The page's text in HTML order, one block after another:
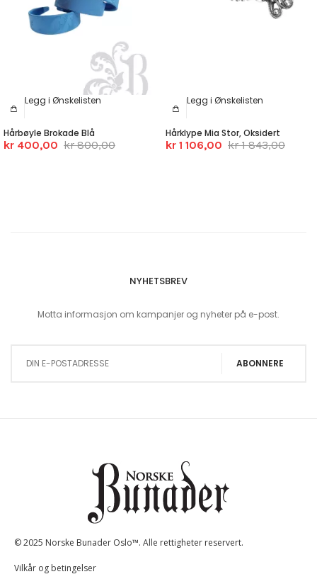
Legg i Ønskelisten
Hårbøyle Brokade Blå
kr 400,00 kr 800,00
Legg i Ønskelisten
Hårklype Mia Stor, Oksidert
kr 1 106,00 kr 1 843,00
NYHETSBREV
Motta informasjon om kampanjer og nyheter på e-post.
ABONNERE
© 2025 Norske Bunader Oslo™. Alle rettigheter reservert.
Vilkår og betingelser